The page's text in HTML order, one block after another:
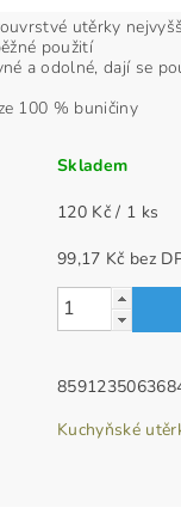
utěrky
použití
a odolné, dají se
100 % buničiny
Skladem
120 Kč / 1 ks
99,17 Kč
Kuchyňské